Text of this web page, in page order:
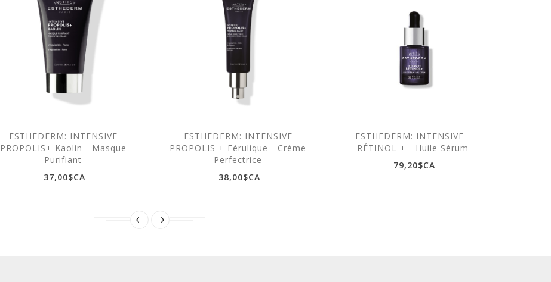
ESTHEDERM: INTENSIVE
PROPOLIS+ Kaolin - Masque
Purifiant
37,00$CA
ESTHEDERM: INTENSIVE
PROPOLIS + Férulique - Crème
Perfectrice
38,00$CA
ESTHEDERM: INTENSIVE -
RÉTINOL + - Huile Sérum
79,20$CA